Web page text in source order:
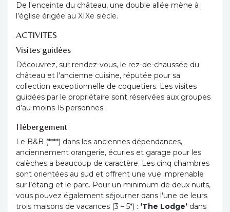
De l'enceinte du château, une double allée mène à
l’église érigée au XIXe siècle.
ACTIVITES
Visites guidées
Découvrez, sur rendez-vous, le rez-de-chaussée du
château et l’ancienne cuisine, réputée pour sa
collection exceptionnelle de coquetiers. Les visites
guidées par le propriétaire sont réservées aux groupes
d’au moins 15 personnes.
Hébergement
Le B&B (****) dans les anciennes dépendances,
anciennement orangerie, écuries et garage pour les
calèches a beaucoup de caractère. Les cinq chambres
sont orientées au sud et offrent une vue imprenable
sur l’étang et le parc. Pour un minimum de deux nuits,
vous pouvez également séjourner dans l'une de leurs
trois maisons de vacances (3 – 5*) : ‘The Lodge’ dans